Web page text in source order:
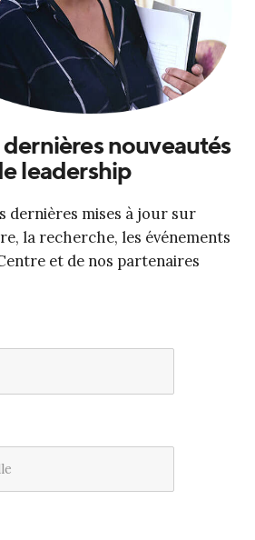
nouveautés
leadership
dernières mises à jour sur
la recherche, les événements
et de nos partenaires